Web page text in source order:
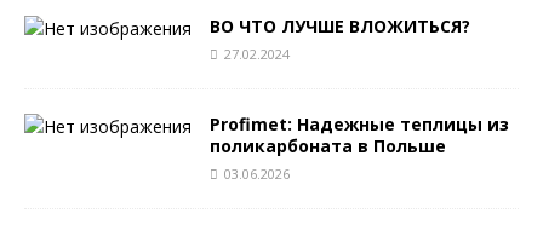
ВО ЧТО ЛУЧШЕ ВЛОЖИТЬСЯ?
27.02.2024
Profimet: Надежные теплицы из
поликарбоната в Польше
03.06.2026